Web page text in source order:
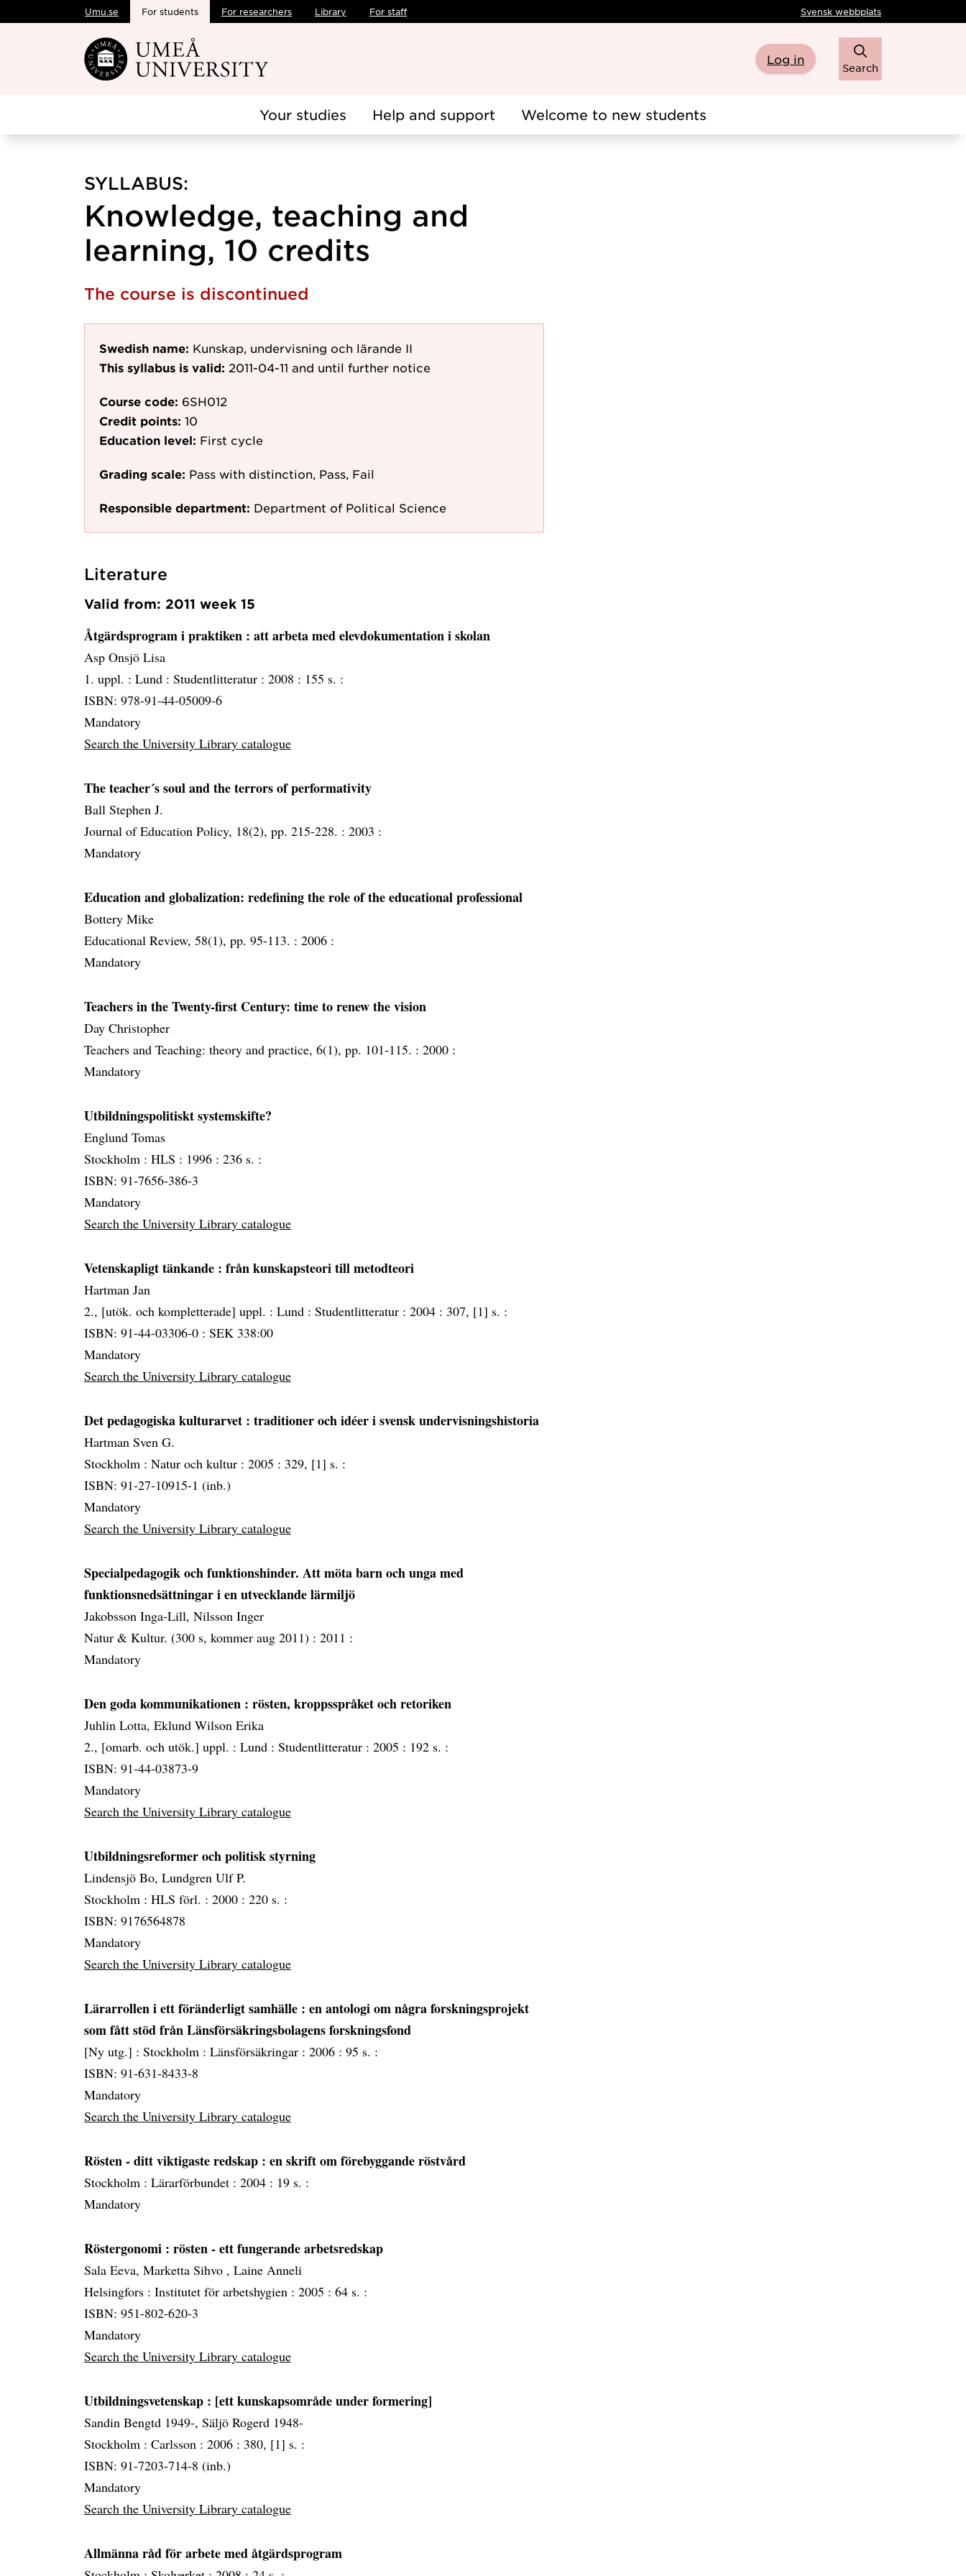
Skip to main content
Umu.se For students For researchers Library For staff Svensk webbplats
Log in
Search
Your studies Help and support Welcome to new students
SYLLABUS:
Knowledge, teaching and
learning, 10 credits
The course is discontinued
Swedish name: Kunskap, undervisning och lärande II
This syllabus is valid: 2011-04-11 and until further notice
Course code: 6SH012
Credit points: 10
Education level: First cycle
Grading scale: Pass with distinction, Pass, Fail
Responsible department: Department of Political Science
Literature
Valid from: 2011 week 15
Åtgärdsprogram i praktiken : att arbeta med elevdokumentation i skolan
Asp Onsjö Lisa
1. uppl. : Lund : Studentlitteratur : 2008 : 155 s. :
ISBN: 978-91-44-05009-6
Mandatory
Search the University Library catalogue
The teacher´s soul and the terrors of performativity
Ball Stephen J.
Journal of Education Policy, 18(2), pp. 215-228. : 2003 :
Mandatory
Education and globalization: redefining the role of the educational professional
Bottery Mike
Educational Review, 58(1), pp. 95-113. : 2006 :
Mandatory
Teachers in the Twenty-first Century: time to renew the vision
Day Christopher
Teachers and Teaching: theory and practice, 6(1), pp. 101-115. : 2000 :
Mandatory
Utbildningspolitiskt systemskifte?
Englund Tomas
Stockholm : HLS : 1996 : 236 s. :
ISBN: 91-7656-386-3
Mandatory
Search the University Library catalogue
Vetenskapligt tänkande : från kunskapsteori till metodteori
Hartman Jan
2., [utök. och kompletterade] uppl. : Lund : Studentlitteratur : 2004 : 307, [1] s. :
ISBN: 91-44-03306-0 : SEK 338:00
Mandatory
Search the University Library catalogue
Det pedagogiska kulturarvet : traditioner och idéer i svensk undervisningshistoria
Hartman Sven G.
Stockholm : Natur och kultur : 2005 : 329, [1] s. :
ISBN: 91-27-10915-1 (inb.)
Mandatory
Search the University Library catalogue
Specialpedagogik och funktionshinder. Att möta barn och unga med
funktionsnedsättningar i en utvecklande lärmiljö
Jakobsson Inga-Lill, Nilsson Inger
Natur & Kultur. (300 s, kommer aug 2011) : 2011 :
Mandatory
Den goda kommunikationen : rösten, kroppsspråket och retoriken
Juhlin Lotta, Eklund Wilson Erika
2., [omarb. och utök.] uppl. : Lund : Studentlitteratur : 2005 : 192 s. :
ISBN: 91-44-03873-9
Mandatory
Search the University Library catalogue
Utbildningsreformer och politisk styrning
Lindensjö Bo, Lundgren Ulf P.
Stockholm : HLS förl. : 2000 : 220 s. :
ISBN: 9176564878
Mandatory
Search the University Library catalogue
Lärarrollen i ett föränderligt samhälle : en antologi om några forskningsprojekt
som fått stöd från Länsförsäkringsbolagens forskningsfond
[Ny utg.] : Stockholm : Länsförsäkringar : 2006 : 95 s. :
ISBN: 91-631-8433-8
Mandatory
Search the University Library catalogue
Rösten - ditt viktigaste redskap : en skrift om förebyggande röstvård
Stockholm : Lärarförbundet : 2004 : 19 s. :
Mandatory
Röstergonomi : rösten - ett fungerande arbetsredskap
Sala Eeva, Marketta Sihvo , Laine Anneli
Helsingfors : Institutet för arbetshygien : 2005 : 64 s. :
ISBN: 951-802-620-3
Mandatory
Search the University Library catalogue
Utbildningsvetenskap : [ett kunskapsområde under formering]
Sandin Bengtd 1949-, Säljö Rogerd 1948-
Stockholm : Carlsson : 2006 : 380, [1] s. :
ISBN: 91-7203-714-8 (inb.)
Mandatory
Search the University Library catalogue
Allmänna råd för arbete med åtgärdsprogram